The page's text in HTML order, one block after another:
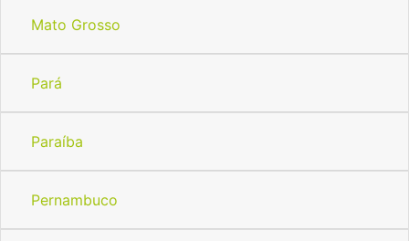
Mato Grosso
Pará
Paraíba
Pernambuco